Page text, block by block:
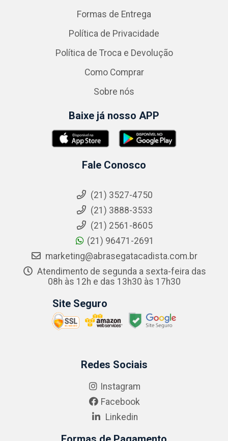
Formas de Entrega
Política de Privacidade
Política de Troca e Devolução
Como Comprar
Sobre nós
Baixe já nosso APP
Fale Conosco
(21) 3527-4750
(21) 3888-3533
(21) 2561-8605
(21) 96471-2691
marketing@abrasegatacadista.com.br
Atendimento de segunda a sexta-feira das
08h às 12h e das 13h30 às 17h30
Site Seguro
Redes Sociais
Instagram
Facebook
Linkedin